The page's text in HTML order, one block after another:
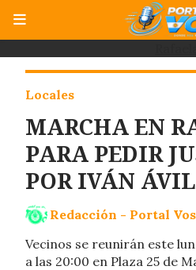
MARCHA EN
PARA PEDIR
POR IVÁN
Vecinos se reunirán este
a las 20:00 en Plaza 25 de
Locales
Redacción - Portal Vos